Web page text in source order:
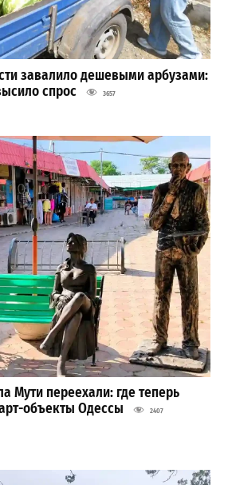
завалило дешевыми арбузами:
спрос
3657
Мути переехали: где теперь
объекты Одессы
2407